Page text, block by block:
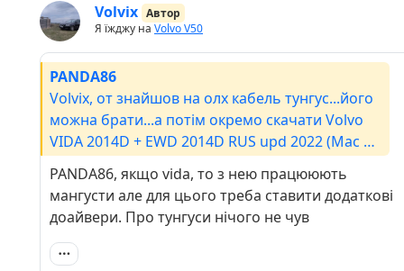
Volvix Автор
Я їжджу на Volvo V50
PANDA86
Volvix, от знайшов на олх кабель тунгус...його
можна брати...а потім окремо скачати Volvo
VIDA 2014D + EWD 2014D RUS upd 2022 (Mac OS
+ Windows) [ENG + RUS]
PANDA86, якщо vida, то з нею працююють
мангусти але для цього треба ставити додаткові
доайвери. Про тунгуси нічого не чув